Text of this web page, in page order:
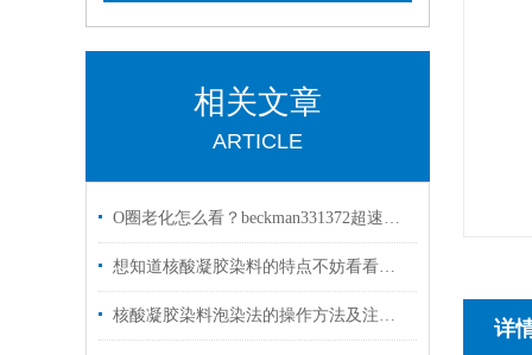
相关文章
ARTICLE
O圈老化怎么看？beckman331372超速离心管管帽密封失效的4个肉眼征兆与更换节奏
想知道核酸凝胶染料的特点不妨看看这些
核酸凝胶染料泡染法的操作方法及注意事项
详